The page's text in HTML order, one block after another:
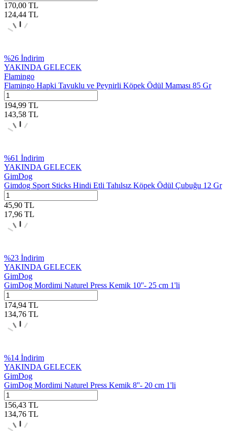
170,00 TL
124,44 TL
%26 İndirim
YAKINDA GELECEK
Flamingo
Flamingo Hapki Tavuklu ve Peynirli Köpek Ödül Maması 85 Gr
194,99 TL
143,58 TL
%61 İndirim
YAKINDA GELECEK
GimDog
Gimdog Sport Sticks Hindi Etli Tahılsız Köpek Ödül Çubuğu 12 Gr
45,90 TL
17,96 TL
%23 İndirim
YAKINDA GELECEK
GimDog
GimDog Mordimi Naturel Press Kemik 10''- 25 cm 1'li
174,94 TL
134,76 TL
%14 İndirim
YAKINDA GELECEK
GimDog
GimDog Mordimi Naturel Press Kemik 8''- 20 cm 1'li
156,43 TL
134,76 TL